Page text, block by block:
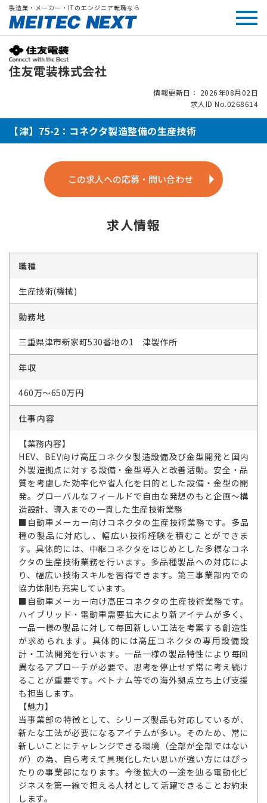
製造業・メーカー・ITのエンジニア転職なら
住友電装株式会社
情報更新日： 2026年08月02日
求人ID No.0268614
【津】75-2：コネクタ製造整備の生産技術
この求人への応募・問い合わせ
求人情報
職種
生産技術(機械)
勤務地
三重県津市新家町530番地の1 津製作所
年収
460万～650万円
仕事内容
【業務内容】
HEV、BEV向け高圧コネクタ製造設備及び金型開発と国内
外製造拠点に対する設備・金型導入と改善活動。安全・品
質を考慮した効率化や省人化を目的とした設備・金型の開
発。グローバルなフィールドで自由な発想のもと企画～構
造設計、導入までの一貫した生産技術業務
■自動車メーカー向けコネクタの生産技術業務です。多品
種の製品に対応し、幅広い技術経験を積むことができま
す。具体的には、中継コネクタをはじめとした多様なコネ
クタの生産技術業務を行います。多品種製品への対応によ
り、幅広い技術スキルを習得できます。第三事業部内での
協力体制も充実しています。
■自動車メーカー向け高圧コネクタの生産技術業務です。
ハイブリッド・電動車需要拡大により新アイテムが多く、
一品一様の製品に対して毎回新しい工法を考案する創造性
が求められます。具体的には高圧コネクタの専用設備設
計・工法開発を行います。一品一様の製品特性により毎回
異なるアプローチが必要で、思考を停止せず常に考え続け
ることが重要です。ベトナム等での海外拠点立ち上げ支援
も担当します。
【魅力】
当事業部の特徴として、シリーズ製品も対応しているが、
新たな工法が必要になるアイテムが多い。そのため、常に
新しいことにチャレンジできる環境（全部が全部ではない
が）の為、自ら考えて具現化したい思いが強い方にはぴっ
たりの事業部になります。今後拡大の一途を辿る電動化ビ
ジネスを第一線で担える人材として活躍できることお約束
します。